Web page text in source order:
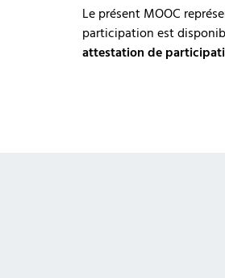
Le présent MOOC
participation est
attestation de